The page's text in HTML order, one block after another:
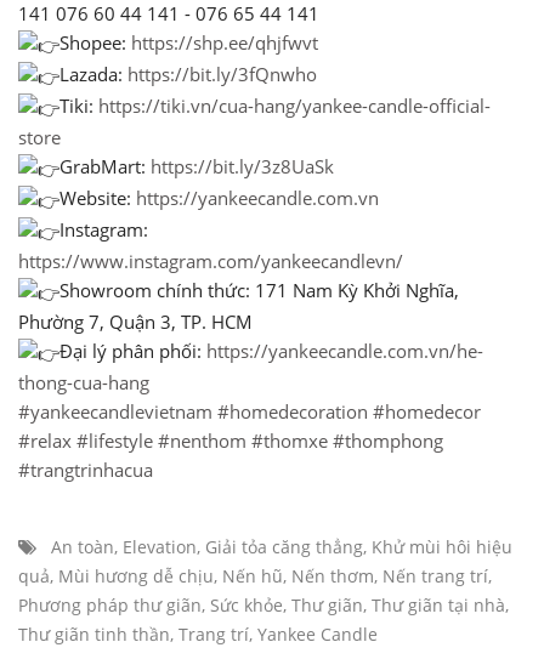
141 076 60 44 141 - 076 65 44 141
Shopee: https://shp.ee/qhjfwvt
Lazada: https://bit.ly/3fQnwho
Tiki: https://tiki.vn/cua-hang/yankee-candle-official-
store
GrabMart: https://bit.ly/3z8UaSk
Website: https://yankeecandle.com.vn
Instagram:
https://www.instagram.com/yankeecandlevn/
Showroom chính thức: 171 Nam Kỳ Khởi Nghĩa,
Phường 7, Quận 3, TP. HCM
Đại lý phân phối: https://yankeecandle.com.vn/he-
thong-cua-hang
#yankeecandlevietnam #homedecoration #homedecor
#relax #lifestyle #nenthom #thomxe #thomphong
#trangtrinhacua
An toàn, Elevation, Giải tỏa căng thẳng, Khử mùi hôi hiệu
quả, Mùi hương dễ chịu, Nến hũ, Nến thơm, Nến trang trí,
Phương pháp thư giãn, Sức khỏe, Thư giãn, Thư giãn tại nhà,
Thư giãn tinh thần, Trang trí, Yankee Candle